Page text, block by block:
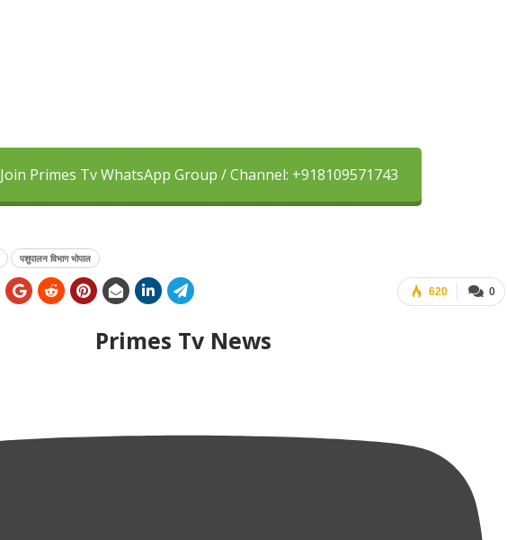
Join Primes Tv WhatsApp Group / Channel: +918109571743
पशुपालन विभाग भोपाल
0
620
Primes Tv News